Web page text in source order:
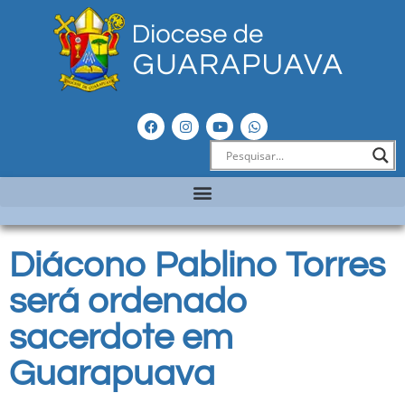
Diácono Pablino Torres
será ordenado
sacerdote em
Guarapuava